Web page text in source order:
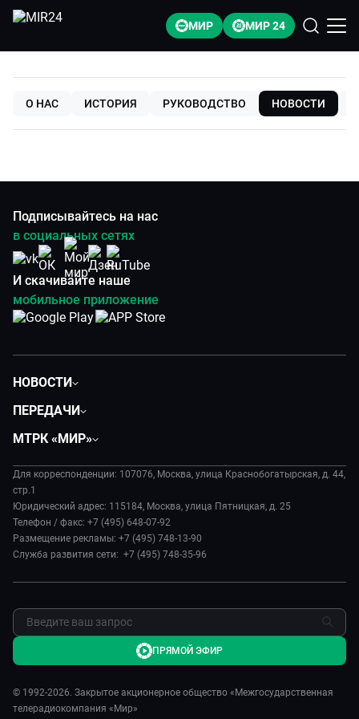
МИР МИР 24
О НАС ИСТОРИЯ РУКОВОДСТВО НОВОСТИ
Подписывайтесь на нас
в социальных сетях
И скачивайте наше
мобильное приложение
НОВОСТИ
Экономика
Происшествия
Наука и технологии
Культура
Спорт
ПЕРЕДАЧИ
Евразия. Культурно
Евразия. Регионы
Наши иностранцы
Пять причин поехать в...
Я – волонтер
МТРК «МИР»
История
Руководство
Лица мира
Новости
Реклама
Обратная связь
Для корреспонденции: 107076, Москва, улица Краснобогатырская, д. 44,
стр.1
Юридический адрес: 115184, Москва, улица Пятницкая, д. 25
Телефон / факс: +7 (495) 648-07-92
Размещение рекламы: +7 (495) 748-13-90
Служба развития сети: +7 (495) 748-35-96
© 1992-2026. Закрытое акционерное общество «Межгосударственная
телерадиокомпания «Мир»
ПРЯМОЙ ЭФИР